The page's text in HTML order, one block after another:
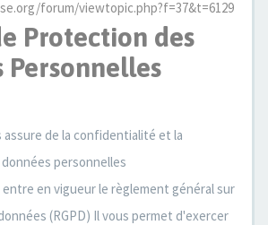
forum/viewtopic.php?f=37&t=6129
Protection des
Personnelles
de la confidentialité et la
personnelles
entre en vigueur le règlement général sur
(RGPD) Il vous permet d'exercer